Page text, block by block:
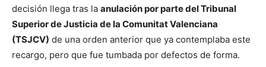
decisión llega tras la anulación por parte del Tribunal
Superior de Justicia de la Comunitat Valenciana
(TSJCV) de una orden anterior que ya contemplaba este
recargo, pero que fue tumbada por defectos de forma.